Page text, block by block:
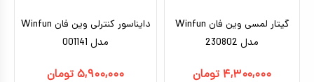
گیتار لمسی وین فان Winfun
مدل 230802
۴,۳۰۰,۰۰۰ تومان
دایناسور کنترلی وین فان Winfun
مدل 001141
۵,۹۰۰,۰۰۰ تومان